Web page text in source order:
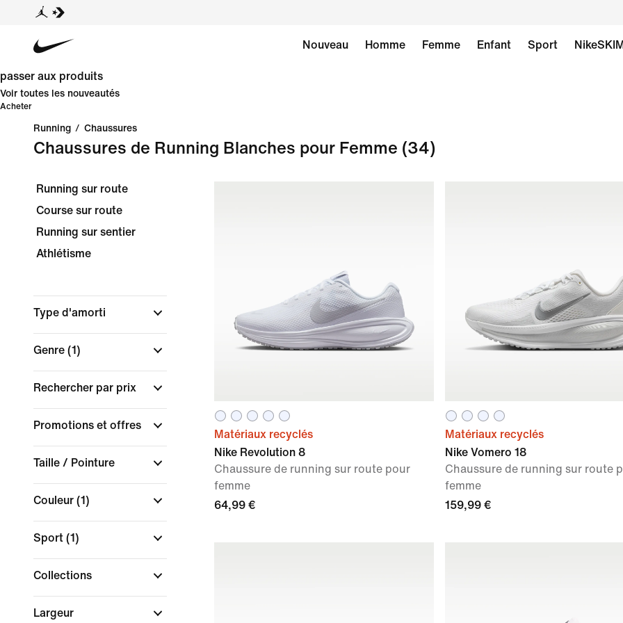
Nouveau Homme Femme Enfant Sport
passer aux produits
Voir toutes les nouveautés
Acheter
Running / Chaussures
Chaussures de Running Blanches pour Femme (34)
Running sur route
Course sur route
Running sur sentier
Athlétisme
Type d'amorti
Genre (1)
Rechercher par prix
Promotions et offres
Taille / Pointure
Couleur (1)
Sport (1)
Collections
Largeur
Matériaux recyclés
Nike Revolution 8
Chaussure de running sur route pour
femme
64,99 €
Matériaux recyclés
Nike Vomero 18
Chaussure de running sur route
femme
159,99 €